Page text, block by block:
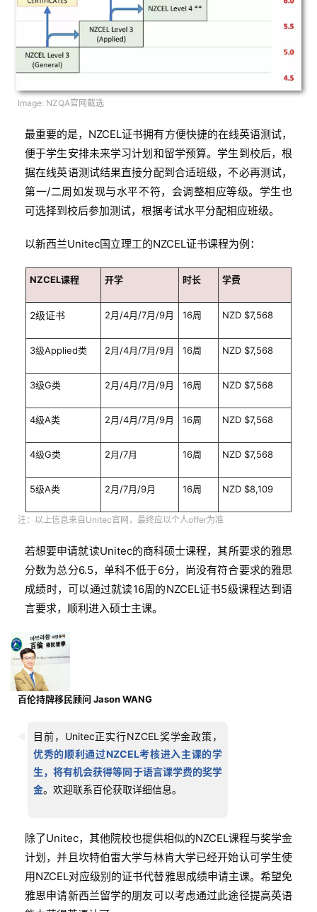
系
能
移
民
Image: NZQA官网截选
最重要的是，NZCEL证书拥有方便快捷的在线英语测试，
便于学生安排未来学习计划和留学预算。学生到校后，根
据在线英语测试结果直接分配到合适班级，不必再测试，
第一/二周如发现与水平不符，会调整相应等级。学生也
可选择到校后参加测试，根据考试水平分配相应班级。
以新西兰Unitec国立理工的NZCEL证书课程为例：
NZCEL课程 开学 时长 学费
2级证书 2月/4月/7月/9月 16周 NZD $7,568
3级Applied类 2月/4月/7月/9月 16周 NZD $7,568
3级G类 2月/4月/7月/9月 16周 NZD $7,568
4级A类 2月/4月/7月/9月 16周 NZD $7,568
4级G类 2月/7月 16周 NZD $7,568
5级A类 2月/7月/9月 16周 NZD $8,109
注：以上信息来自Unitec官网，最终应以个人offer为准
若想要申请就读Unitec的商科硕士课程，其所要求的雅思
分数为总分6.5，单科不低于6分，尚没有符合要求的雅思
成绩时，可以通过就读16周的NZCEL证书5级课程达到语
言要求，顺利进入硕士主课。
百伦持牌移民顾问 Jason WANG
目前，Unitec正实行NZCEL奖学金政策，
优秀的顺利通过NZCEL考核进入主课的学
生，将有机会获得等同于语言课学费的奖学
金。欢迎联系百伦获取详细信息。
除了Unitec，其他院校也提供相似的NZCEL课程与奖学金
计划，并且坎特伯雷大学与林肯大学已经开始认可学生使
用NZCEL对应级别的证书代替雅思成绩申请主课。希望免
雅思申请新西兰留学的朋友可以考虑通过此途径提高英语